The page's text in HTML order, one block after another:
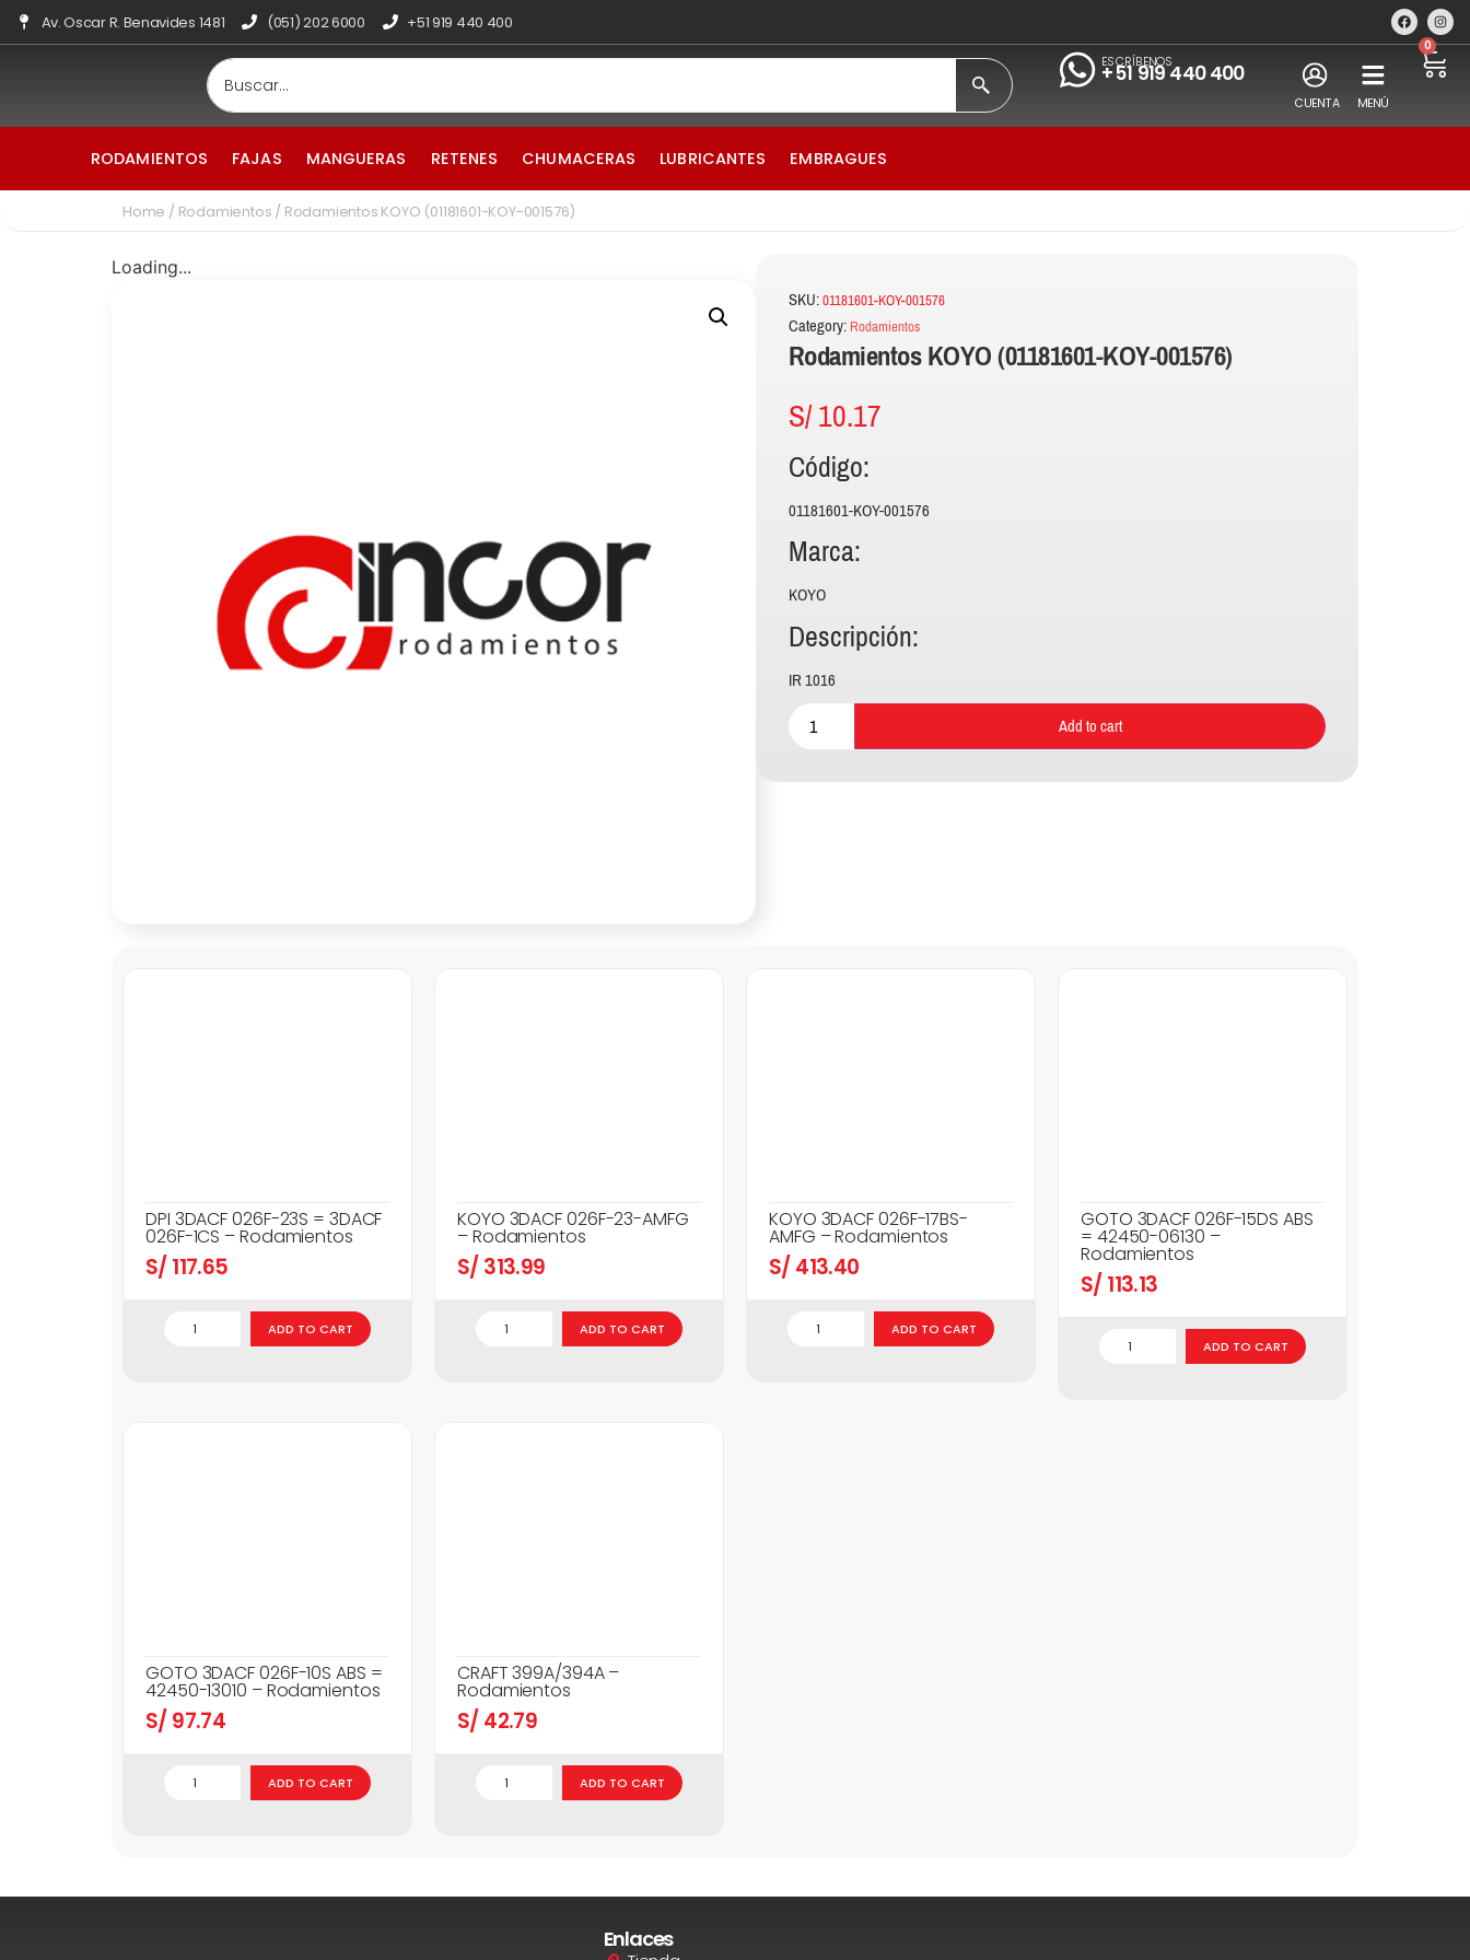
Av. Oscar R. Benavides 1481 (051) 202 6000 +51 919 440 400
ESCRÍBENOS
+51 919 440 400
CUENTA MENÚ
0
RODAMIENTOS FAJAS MANGUERAS RETENES CHUMACERAS LUBRICANTES EMBRAGUES
Home / Rodamientos / Rodamientos KOYO (01181601-KOY-001576)
Loading...
SKU:01181601-KOY-001576
Category: Rodamientos
Rodamientos KOYO (01181601-KOY-001576)
S/10.17
Código:
01181601-KOY-001576
Marca:
KOYO
Descripción:
IR 1016
Add to cart
DPI 3DACF 026F-23S = 3DACF
026F-1CS – Rodamientos
S/ 117.65
ADD TO CART
KOYO 3DACF 026F-23-AMFG
– Rodamientos
S/ 313.99
ADD TO CART
KOYO 3DACF 026F-17BS-
AMFG – Rodamientos
S/ 413.40
ADD TO CART
GOTO 3DACF 026F-15DS ABS
= 42450-06130 –
Rodamientos
S/ 113.13
ADD TO CART
GOTO 3DACF 026F-10S ABS =
42450-13010 – Rodamientos
S/ 97.74
ADD TO CART
CRAFT 399A/394A –
Rodamientos
S/ 42.79
ADD TO CART
Enlaces